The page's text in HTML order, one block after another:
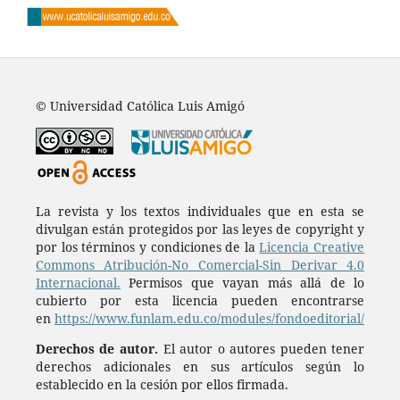
© Universidad Católica Luis Amigó
La revista y los textos individuales que en esta se
divulgan están protegidos por las leyes de copyright y
por los términos y condiciones de laLicencia Creative
Commons Atribución-No Comercial-Sin Derivar 4.0
Internacional. Permisos que vayan más allá de lo
cubierto por esta licencia pueden encontrarse
en https://www.funlam.edu.co/modules/fondoeditorial/
Derechos de autor. El autor o autores pueden tener
derechos adicionales en sus artículos según lo
establecido en la cesión por ellos firmada.